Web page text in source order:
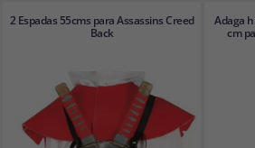
Ao criar uma conta em disfracestuyyo.pt
Vá em frente! Estávamos
CRIAR
2 Espadas 55cms para Assassins Creed
Back
Adaga
cm